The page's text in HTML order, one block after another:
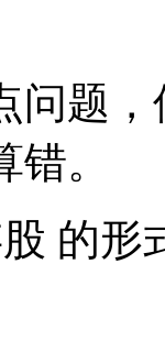
问题
。
的形